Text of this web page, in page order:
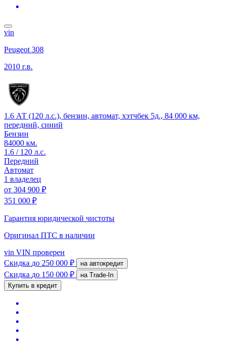
vin
Peugeot 308
2010 г.в.
1.6 АТ (120 л.с.), бензин, автомат, хэтчбек 5д., 84 000 км,
передний, синий
Бензин
84000 км.
1.6 / 120 л.с.
Передний
Автомат
1 владелец
от 304 900 ₽
351 000 ₽
Гарантия юридической чистоты
Оригинал ПТС в наличии
vin VIN проверен
Скидка до 250 000 ₽ на автокредит
Скидка до 150 000 ₽
на Trade-In
Купить в кредит